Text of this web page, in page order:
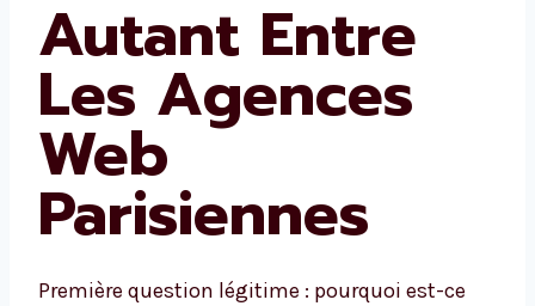
Autant Entre
Les Agences
Web
Parisiennes
Première question légitime : pourquoi est-ce